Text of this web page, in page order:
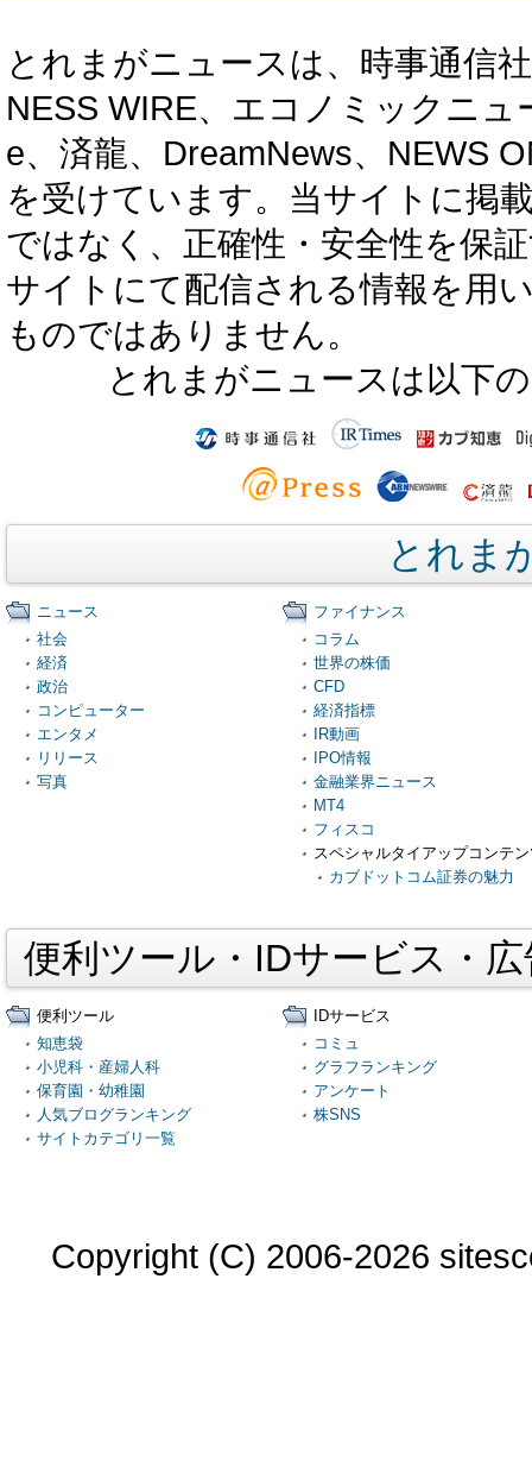
とれまがニュースは、時事通信
NESS WIRE、エコノミックニ
e、済龍、DreamNews、NEWS
を受けています。当サイトに掲
ではなく、正確性・安全性を保
サイトにて配信される情報を用
ものではありません。
とれまがニュースは以下
とれま
ニュース
社会
経済
政治
コンピューター
エンタメ
リリース
写真
ファイナンス
コラム
世界の株価
CFD
経済指標
IR動画
IPO情報
金融業界ニュース
MT4
フィスコ
スペシャルタイアップコンテ
カブドットコム証券の魅力
便利ツール・IDサービス・
便利ツール
知恵袋
小児科・産婦人科
保育園・幼稚園
人気ブログランキング
サイトカテゴリ一覧
IDサービス
コミュ
グラフランキング
アンケート
株SNS
Copyright (C) 2006-2026